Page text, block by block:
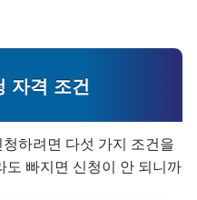
자격 조건
하려면 다섯 가지 조건을
도 빠지면 신청이 안 되니까